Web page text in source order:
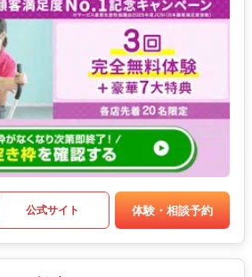
公式サイト 体験・相談予約